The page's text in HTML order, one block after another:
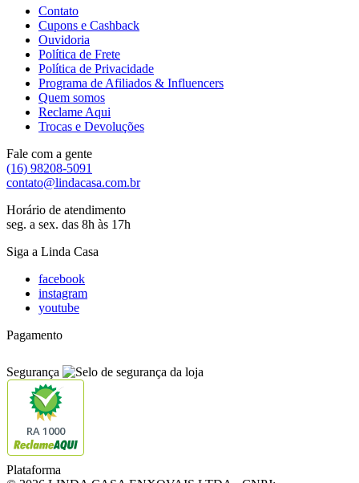
Contato
Cupons e Cashback
Ouvidoria
Política de Frete
Política de Privacidade
Programa de Afiliados & Influencers
Quem somos
Reclame Aqui
Trocas e Devoluções
Fale com a gente
(16) 98208-5091
contato@lindacasa.com.br
Horário de atendimento
seg. a sex. das 8h às 17h
Siga a Linda Casa
facebook
instagram
youtube
Pagamento
Segurança
RA 1000
Plataforma